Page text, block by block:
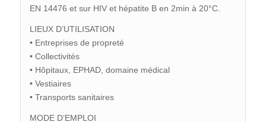
EN 14476 et sur HIV et hépatite B en 2min à 20°C.
LIEUX D’UTILISATION
• Entreprises de propreté
• Collectivités
• Hôpitaux, EPHAD, domaine médical
• Vestiaires
• Transports sanitaires
MODE D’EMPLOI